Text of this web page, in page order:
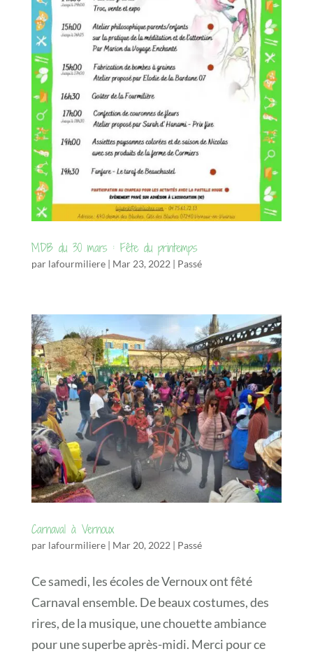
MDB du 30 mars : Fête du printemps
par lafourmiliere| Mar 23, 2022 | Passé
Carnaval à Vernoux
par lafourmiliere| Mar 20, 2022 | Passé
Ce samedi, les écoles de Vernoux ont fêté
Carnaval ensemble. De beaux costumes, des
rires, de la musique, une chouette ambiance
pour une superbe après-midi. Merci pour ce